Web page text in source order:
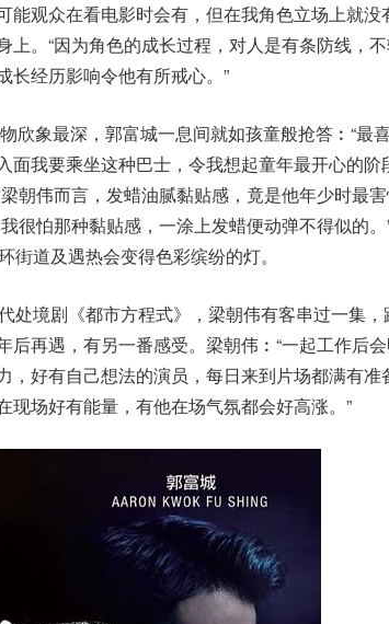
观众在看电影时会有，但在我角色立场上就没
。“因为角色的成长过程，对人是有条防线，
长经历影响令他有所戒心。”
欣象最深，郭富城一息间就如孩童般抢答︰“最
面我要乘坐这种巴士，令我想起童年最开心的阶
朝伟而言，发蜡油腻黏贴感，竟是他年少时最
很怕那种黏贴感，一涂上发蜡便动弹不得似的。
道及遇热会变得色彩缤纷的灯。
处境剧《都市方程式》，梁朝伟有客串过一集，
再遇，有另一番感受。梁朝伟︰“一起工作后会
，好有自己想法的演员，每日来到片场都满有准
场好有能量，有他在场气氛都会好高涨。”